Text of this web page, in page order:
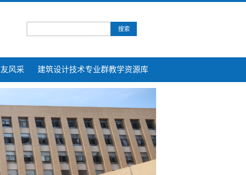
风采 建筑设计技术专业群教学资源库